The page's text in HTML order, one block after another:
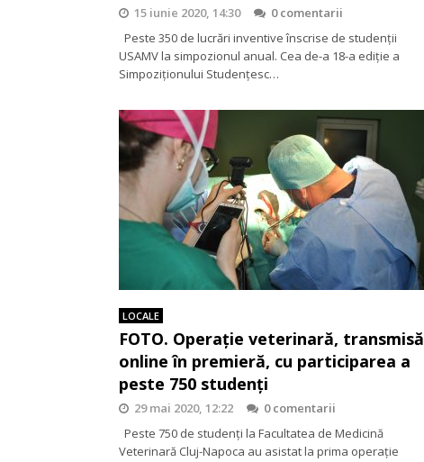
15 iunie 2020, 14:30
0 comentarii
Peste 350 de lucrări inventive înscrise de studenții
USAMV la simpozionul anual. Cea de-a 18-a ediție a
Simpoziționului Studențesc…
LOCALE
FOTO. Operație veterinară, transmisă
online în premieră, cu participarea a
peste 750 studenți
29 mai 2020, 12:22
0 comentarii
Peste 750 de studenți la Facultatea de Medicină
Veterinară Cluj-Napoca au asistat la prima operație